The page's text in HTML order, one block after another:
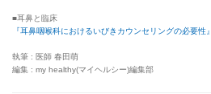
■耳鼻と臨床
『耳鼻咽喉科におけるいびきカウンセリングの必要性』
執筆 : 医師 春田萌
編集 : my healthy(マイヘルシー)編集部